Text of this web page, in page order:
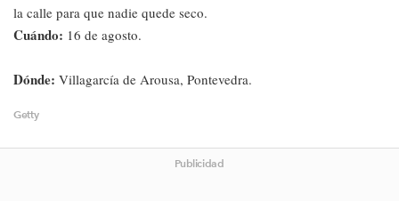
la calle para que nadie quede seco.
Cuándo: 16 de agosto.
Dónde: Villagarcía de Arousa, Pontevedra.
Getty
Publicidad